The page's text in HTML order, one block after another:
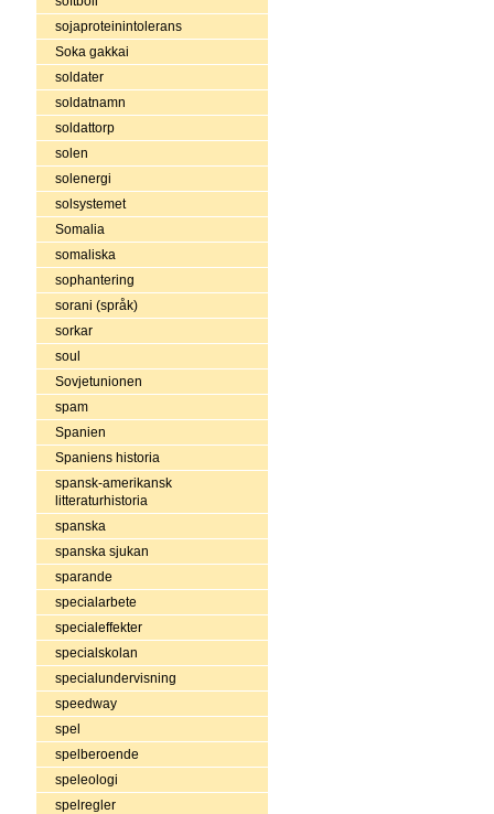
sojaproteinintolerans
Soka gakkai
soldater
soldatnamn
soldattorp
solen
solenergi
solsystemet
Somalia
somaliska
sophantering
sorani (språk)
sorkar
soul
Sovjetunionen
spam
Spanien
Spaniens historia
spansk-amerikansk
litteraturhistoria
spanska
spanska sjukan
sparande
specialarbete
specialeffekter
specialskolan
specialundervisning
speedway
spel
spelberoende
speleologi
spelregler